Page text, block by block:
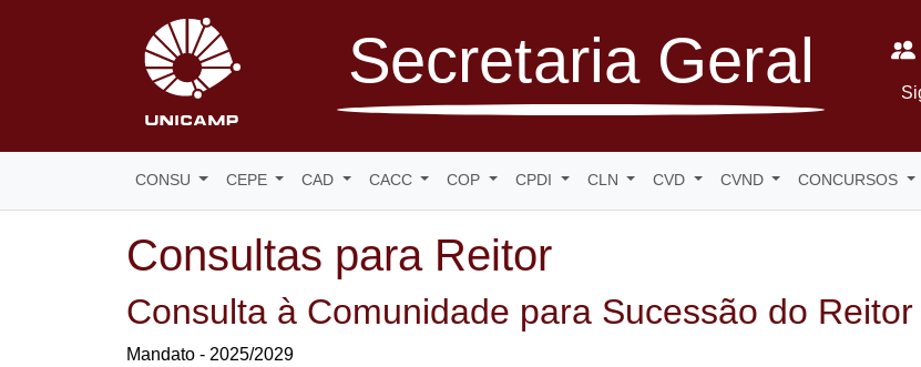
Secretaria Geral
CONSU CEPE CAD CACC COP CPDI CLN CVD CVND CONCURSOS
Consultas para Reitor
Consulta à Comunidade para Sucessão do
Mandato - 2025/2029